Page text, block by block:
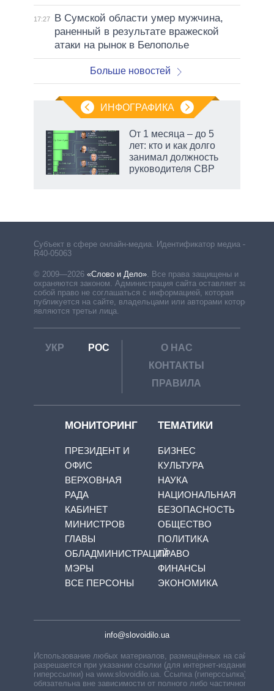
17:27
В Сумской области умер мужчина,
раненный в результате вражеской
атаки на рынок в Белополье
Больше новостей
ИНФОГРАФИКА
От 1 месяца – до 5
лет: кто и как долго
занимал должность
руководителя СВР
Субъект в сфере онлайн-медиа. Идентификатор медиа –
R40-05063
© 2009—2026 «Слово и Дело». Все права защищены и
охраняются законом. Администрация сайта оставляет за
собой право не соглашаться с информацией, которая
публикуется на сайте, владельцами или авторами которой
являются третьи лица.
УКР РОС
О НАС
КОНТАКТЫ
ПРАВИЛА
МОНИТОРИНГ
ПРЕЗИДЕНТ И
ОФИС
ВЕРХОВНАЯ
РАДА
КАБИНЕТ
МИНИСТРОВ
ГЛАВЫ
ОБЛАДМИНИСТРАЦИЙ
МЭРЫ
ВСЕ ПЕРСОНЫ
ТЕМАТИКИ
БИЗНЕС
КУЛЬТУРА
НАУКА
НАЦИОНАЛЬНАЯ
БЕЗОПАСНОСТЬ
ОБЩЕСТВО
ПОЛИТИКА
ПРАВО
ФИНАНСЫ
ЭКОНОМИКА
info@slovoidilo.ua
Использование любых материалов, размещённых на сайте,
разрешается при указании ссылки (для интернет-изданий —
гиперссылки) на www.slovoidilo.ua. Ссылка (гиперссылка)
обязательна вне зависимости от полного либо частичного